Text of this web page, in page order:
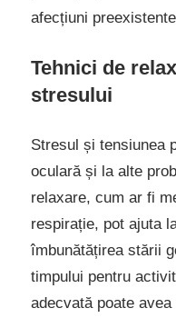
afecțiuni
Tehnici de
stresului
Stresul și tensiunea
oculară și la alte
relaxare, cum ar fi
respirație, pot ajuta
îmbunătățirea stării
timpului pentru
adecvată poate